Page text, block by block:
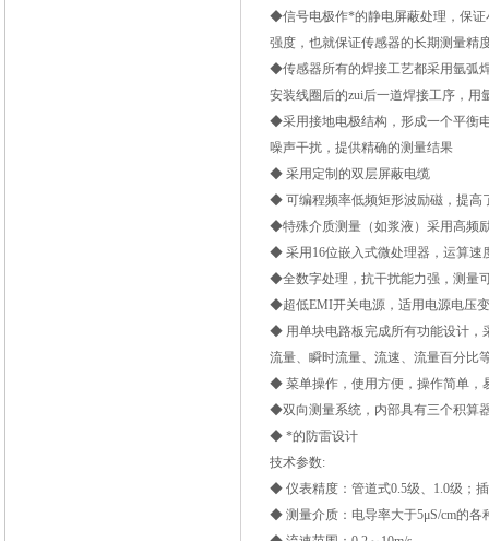
◆信号电极作*的静电屏蔽处理，保证
强度，也就保证传感器的长期测量精
◆传感器所有的焊接工艺都采用氩弧
安装线圈后的zui后一道焊接工序，
◆采用接地电极结构，形成一个平衡
噪声干扰，提供精确的测量结果
◆ 采用定制的双层屏蔽电缆
◆ 可编程频率低频矩形波励磁，提高
◆特殊介质测量（如浆液）采用高频
◆ 采用16位嵌入式微处理器，运算速
◆全数字处理，抗干扰能力强，测量
◆超低EMI开关电源，适用电源电压
◆ 用单块电路板完成所有功能设计，
流量、瞬时流量、流速、流量百分比
◆ 菜单操作，使用方便，操作简单，
◆双向测量系统，内部具有三个积算
◆ *的防雷设计
技术参数:
◆ 仪表精度：管道式0.5级、1.0级；
◆ 测量介质：电导率大于5μS/cm的各